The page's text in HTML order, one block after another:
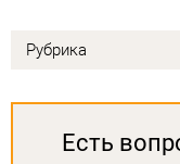
Рубрика
Есть